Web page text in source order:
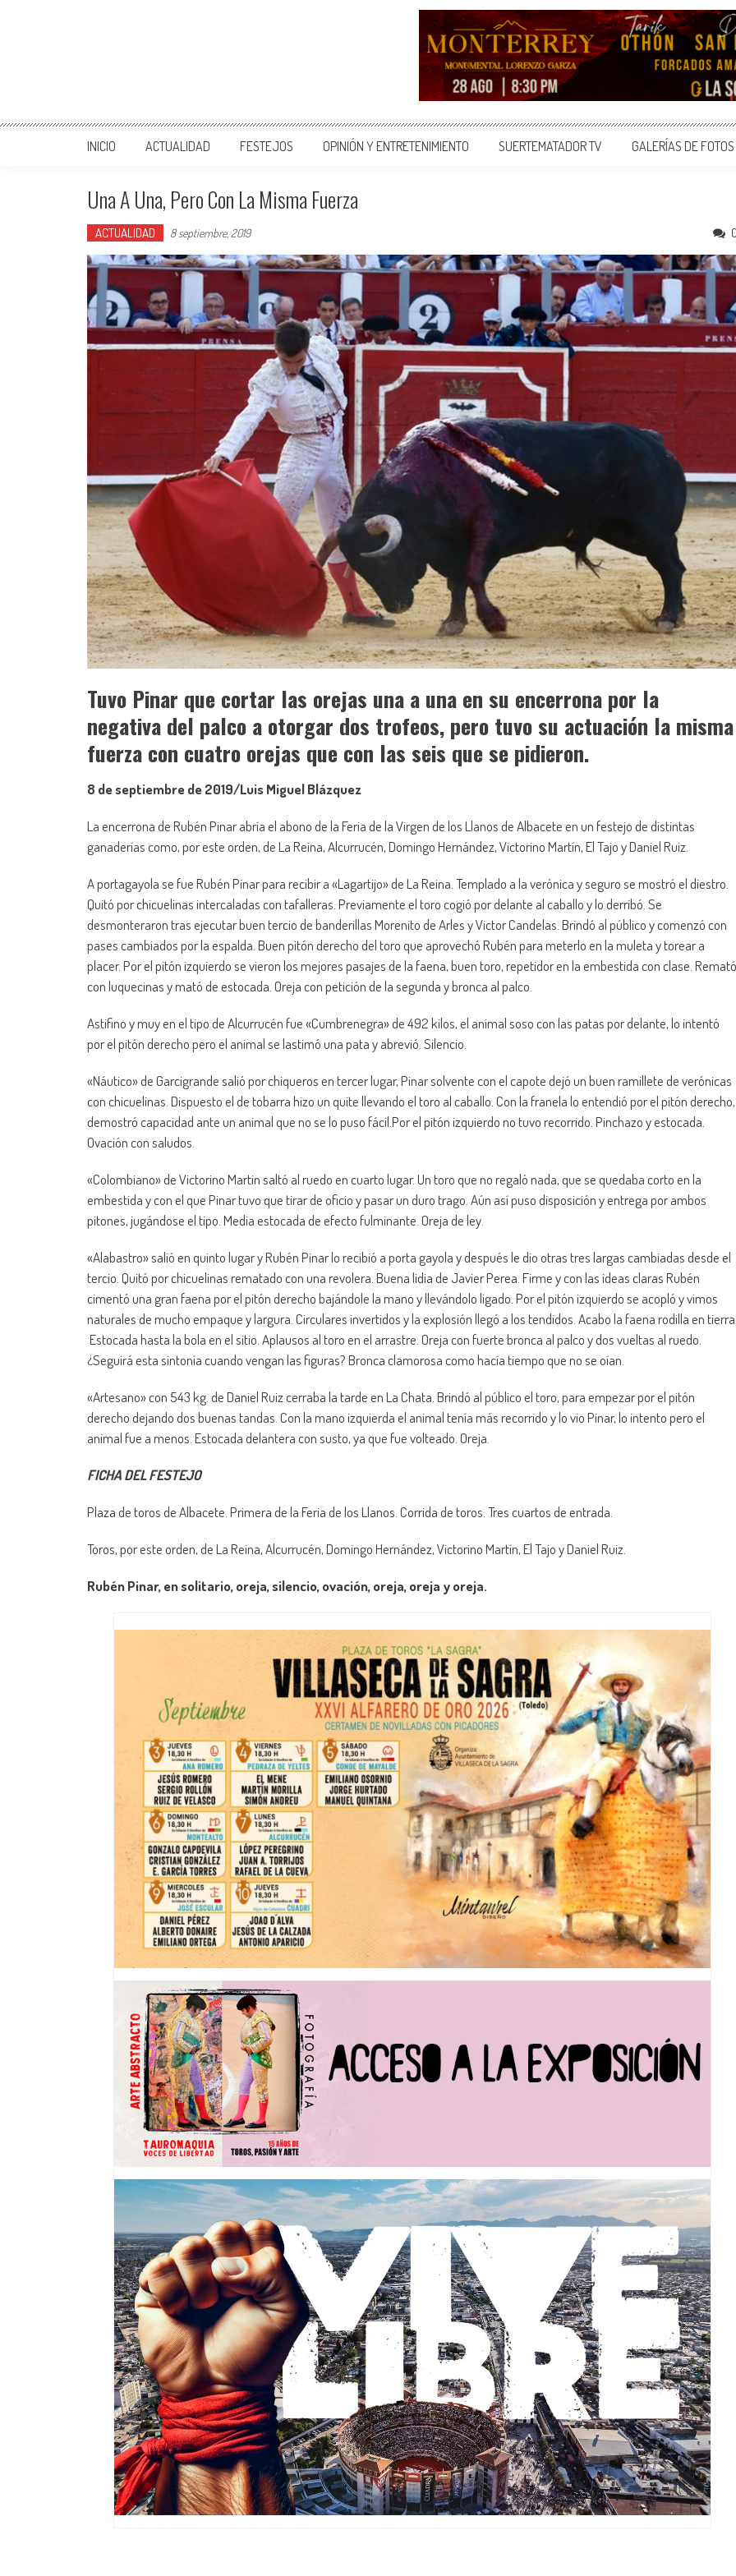
INICIO ACTUALIDAD FESTEJOS OPINIÓN Y ENTRETENIMIENTO SUERTEMATADOR TV GALERÍAS DE FOTOS
Una A Una, Pero Con La Misma Fuerza
ACTUALIDAD 8 septiembre, 2019
Tuvo Pinar que cortar las orejas una a una en su encerrona por la
negativa del palco a otorgar dos trofeos, pero tuvo su actuación la misma
fuerza con cuatro orejas que con las seis que se pidieron.
8 de septiembre de 2019/Luis Miguel Blázquez
La encerrona de Rubén Pinar abría el abono de la Feria de la Virgen de los Llanos de Albacete en un festejo de distintas
ganaderías como, por este orden, de La Reina, Alcurrucén, Domingo Hernández, Victorino Martín, El Tajo y Daniel Ruiz.
A portagayola se fue Rubén Pinar para recibir a «Lagartijo» de La Reina. Templado a la verónica y seguro se mostró el diestro.
Quitó por chicuelinas intercaladas con tafalleras. Previamente el toro cogió por delante al caballo y lo derribó. Se
desmonteraron tras ejecutar buen tercio de banderillas Morenito de Arles y Victor Candelas. Brindó al público y comenzó con
pases cambiados por la espalda. Buen pitón derecho del toro que aprovechó Rubén para meterlo en la muleta y torear a
placer. Por el pitón izquierdo se vieron los mejores pasajes de la faena, buen toro, repetidor en la embestida con clase. Remató
con luquecinas y mató de estocada. Oreja con petición de la segunda y bronca al palco.
Astifino y muy en el tipo de Alcurrucén fue «Cumbrenegra» de 492 kilos, el animal soso con las patas por delante, lo intentó
por el pitón derecho pero el animal se lastimó una pata y abrevió. Silencio.
«Náutico» de Garcigrande salió por chiqueros en tercer lugar, Pinar solvente con el capote dejó un buen ramillete de verónicas
con chicuelinas. Dispuesto el de tobarra hizo un quite llevando el toro al caballo. Con la franela lo entendió por el pitón derecho,
demostró capacidad ante un animal que no se lo puso fácil.Por el pitón izquierdo no tuvo recorrido. Pinchazo y estocada.
Ovación con saludos.
«Colombiano» de Victorino Martin saltó al ruedo en cuarto lugar. Un toro que no regaló nada, que se quedaba corto en la
embestida y con el que Pinar tuvo que tirar de oficio y pasar un duro trago. Aún así puso disposición y entrega por ambos
pitones, jugándose el tipo. Media estocada de efecto fulminante. Oreja de ley.
«Alabastro» salió en quinto lugar y Rubén Pinar lo recibió a porta gayola y después le dio otras tres largas cambiadas desde el
tercio. Quitó por chicuelinas rematado con una revolera. Buena lidia de Javier Perea. Firme y con las ideas claras Rubén
cimentó una gran faena por el pitón derecho bajándole la mano y llevándolo ligado. Por el pitón izquierdo se acopló y vimos
naturales de mucho empaque y largura. Circulares invertidos y la explosión llegó a los tendidos. Acabo la faena rodilla en
Estocada hasta la bola en el sitio. Aplausos al toro en el arrastre. Oreja con fuerte bronca al palco y dos vueltas al ruedo.
¿Seguirá esta sintonía cuando vengan las figuras? Bronca clamorosa como hacía tiempo que no se oían.
«Artesano» con 543 kg. de Daniel Ruiz cerraba la tarde en La Chata. Brindó al público el toro, para empezar por el pitón
derecho dejando dos buenas tandas. Con la mano izquierda el animal tenía más recorrido y lo vio Pinar, lo intento pero el
animal fue a menos. Estocada delantera con susto, ya que fue volteado. Oreja.
FICHA DEL FESTEJO
Plaza de toros de Albacete. Primera de la Feria de los Llanos. Corrida de toros. Tres cuartos de entrada.
Toros, por este orden, de La Reina, Alcurrucén, Domingo Hernández, Victorino Martín, El Tajo y Daniel Ruiz.
Rubén Pinar, en solitario, oreja, silencio, ovación, oreja, oreja y oreja.